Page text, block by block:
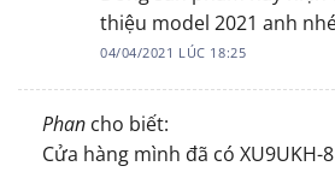
thiệu model 2021 anh
04/04/2021 LÚC 18:25
Phan cho biết:
Cửa hàng mình đã có XU9UKH-